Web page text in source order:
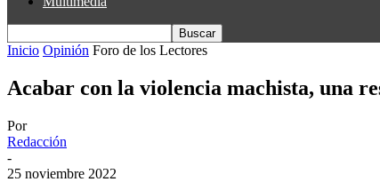
Inicio Opinión Foro de los Lectores
Acabar con la violencia machista, una
Por
Redacción
-
25 noviembre 2022